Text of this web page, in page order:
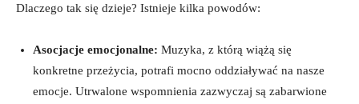
Dlaczego tak się dzieje? Istnieje kilka powodów:
Asocjacje emocjonalne: Muzyka, z którą wiążą się
konkretne przeżycia, potrafi mocno oddziaływać na nasze
emocje. Utrwalone wspomnienia zazwyczaj są zabarwione